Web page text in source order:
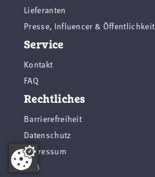
Lieferanten
Presse, Influencer & Öffentlichkeit
Service
Kontakt
FAQ
Rechtliches
Barrierefreiheit
Datenschutz
Impressum
AGB